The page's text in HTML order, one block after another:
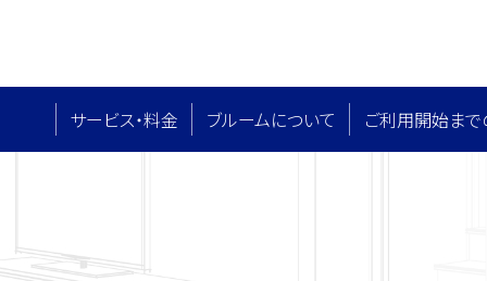
サービス・料⾦ ブルームについて ご利用開始ま